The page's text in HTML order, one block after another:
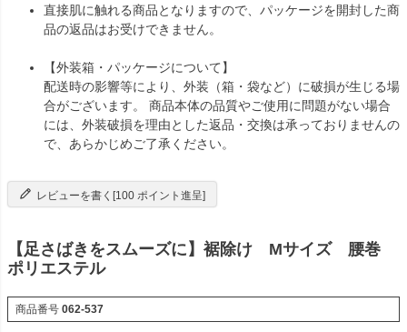
直接肌に触れる商品となりますので、パッケージを開封した商
品の返品はお受けできません。
【外装箱・パッケージについて】
配送時の影響等により、外装（箱・袋など）に破損が生じる場
合がございます。 商品本体の品質やご使用に問題がない場合
には、外装破損を理由とした返品・交換は承っておりませんの
で、あらかじめご了承ください。
レビューを書く[100 ポイント進呈]
【足さばきをスムーズに】裾除け Mサイズ 腰巻
ポリエステル
商品番号 062-537